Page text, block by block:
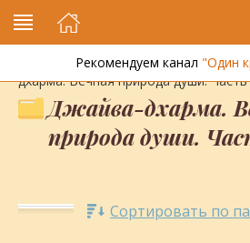
Рекомендуем канал"Один
Энциклопедия кришнаизма»
дхарма. Вечная природа души. Часть
Джайва-дхарма.
природа души.
Сортировать по